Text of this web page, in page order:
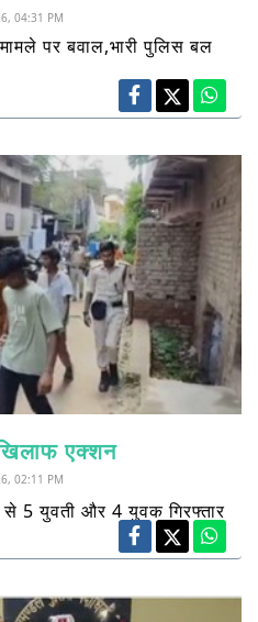
04:31 PM
पर बवाल,भारी पुलिस बल
एक्शन
02:11 PM
से 5 युवती और 4 युवक गिरफ्तार